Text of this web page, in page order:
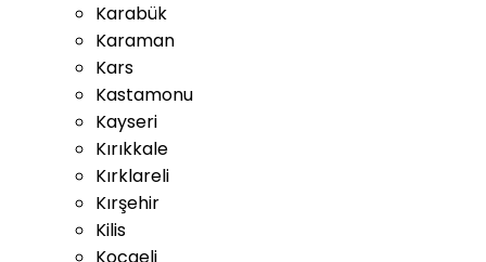
Karabük
Karaman
Kars
Kastamonu
Kayseri
Kırıkkale
Kırklareli
Kırşehir
Kilis